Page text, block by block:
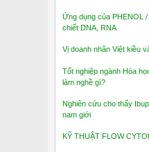
Ứng dụng của PHENOL
chiết DNA, RNA
Vị doanh nhân Việt kiều
Tốt nghiệp ngành Hóa
làm nghề gì?
Nghiên cứu cho thấy
nam giới
KỸ THUẬT FLOW